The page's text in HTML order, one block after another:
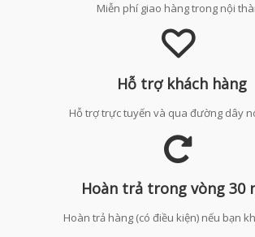
Miễn phí giao hàng trong nội
Hỗ trợ khách hàng
Hỗ trợ trực tuyến và qua đường dây
Hoàn trả trong vòng 30
Hoàn trả hàng (có điều kiện) nếu bạn